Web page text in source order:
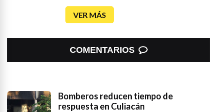
VER MÁS
COMENTARIOS
Bomberos reducen tiempo de
respuesta en Culiacán